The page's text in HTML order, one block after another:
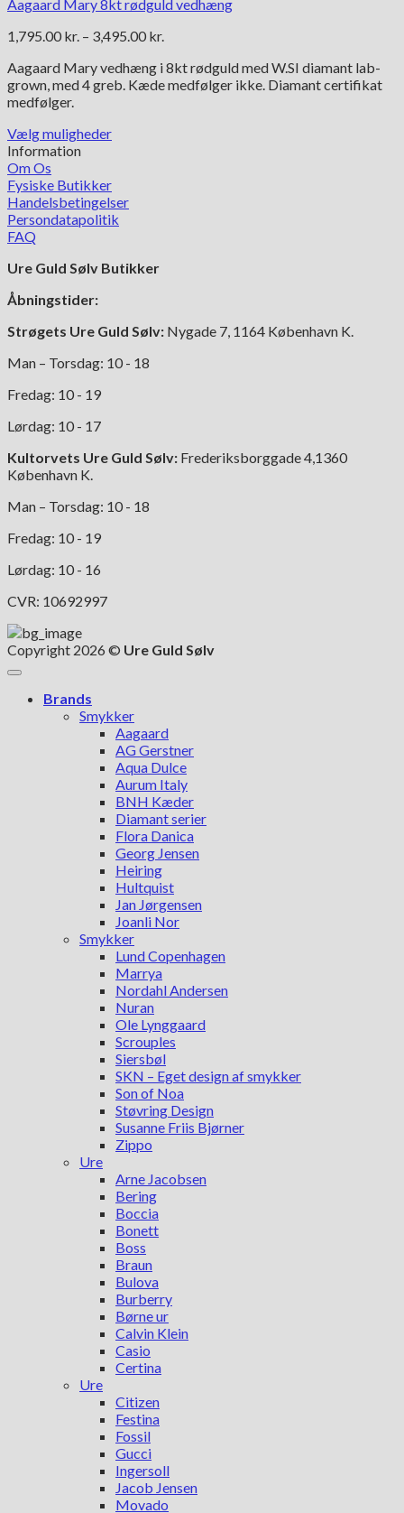
Aagaard Mary 8kt rødguld vedhæng
1,795.00 kr. – 3,495.00 kr.
til
3,495.00 kr.
Aagaard Mary vedhæng i 8kt rødguld med W.SI diamant lab-
grown, med 4 greb. Kæde medfølger ikke. Diamant certifikat
medfølger.
Vælg muligheder
Dette
vare
har
flere
varianter.
Mulighederne
vælges
varesiden
Information
Om Os
Fysiske Butikker
Handelsbetingelser
Persondatapolitik
FAQ
Ure Guld Sølv Butikker
Åbningstider:
Strøgets Ure Guld Sølv: Nygade 7, 1164 København K.
Man – Torsdag: 10 - 18
Fredag: 10 - 19
Lørdag: 10 - 17
Kultorvets Ure Guld Sølv: Frederiksborggade 4,1360
København K.
Man – Torsdag: 10 - 18
Fredag: 10 - 19
Lørdag: 10 - 16
CVR: 10692997
Copyright 2026 © Ure Guld Sølv
Brands
Smykker
Aagaard
AG Gerstner
Aqua Dulce
Aurum Italy
BNH Kæder
Diamant serier
Flora Danica
Georg Jensen
Heiring
Hultquist
Jan Jørgensen
Joanli Nor
Smykker
Lund Copenhagen
Marrya
Nordahl Andersen
Nuran
Ole Lynggaard
Scrouples
Siersbøl
SKN – Eget design af smykker
Son of Noa
Støvring Design
Susanne Friis Bjørner
Zippo
Ure
Arne Jacobsen
Bering
Boccia
Bonett
Boss
Braun
Bulova
Burberry
Børne ur
Calvin Klein
Casio
Certina
Ure
Citizen
Festina
Fossil
Gucci
Ingersoll
Jacob Jensen
Movado